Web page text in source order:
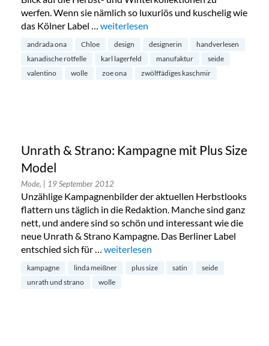
werfen. Wenn sie nämlich so luxuriös und kuschelig wie
das Kölner Label … „Zoe Ona im Belgischen Viertel“
weiterlesen
andrada ona Chloe design designerin
handverlesen
kanadische rotfelle
karl lagerfeld manufaktur
seide
valentino
wolle zoe ona zwölffädiges kaschmir
Unrath & Strano: Kampagne mit Plus Size
Model
Mode, | 19 September 2012
Unzählige Kampagnenbilder der aktuellen Herbstlooks
flattern uns täglich in die Redaktion. Manche sind ganz
nett, und andere sind so schön und interessant wie die
neue Unrath & Strano Kampagne. Das Berliner Label
entschied sich für … „Unrath & Strano: Kampagne mit Plus
weiterlesen
kampagne linda meißner plus size satin
seide
unrath und strano
wolle